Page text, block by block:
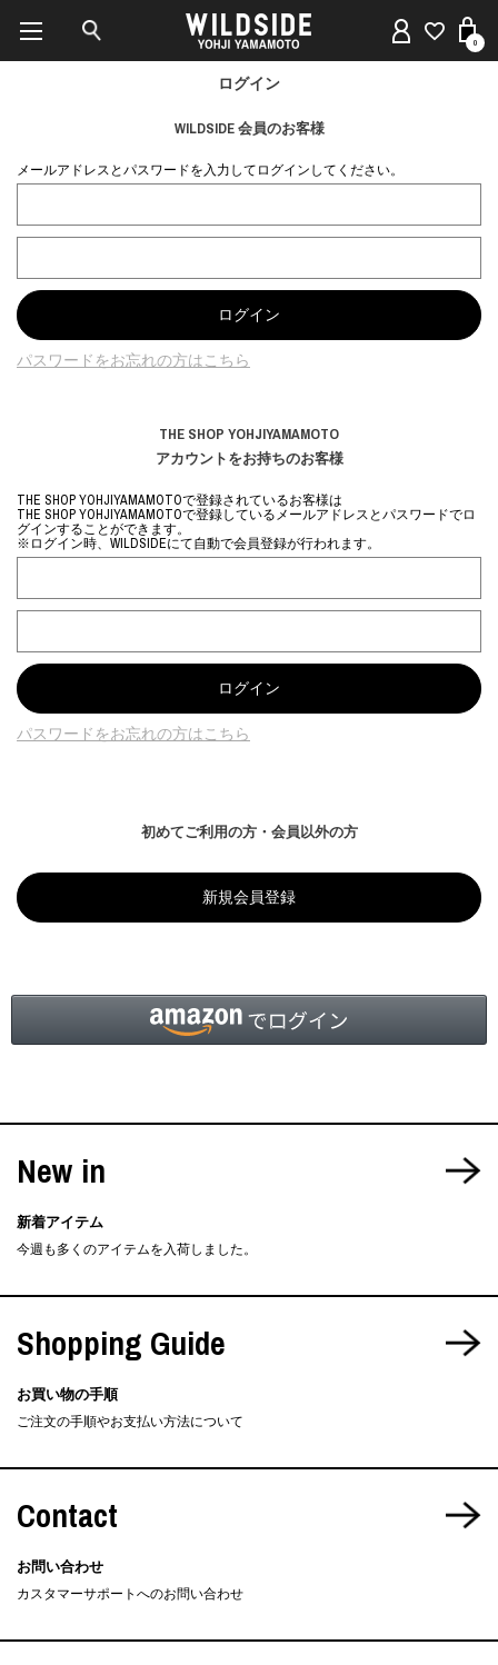
0
ログイン
WILDSIDE 会員のお客様
メールアドレスとパスワードを入力してログインしてください。
パスワードをお忘れの方はこちら
THE SHOP YOHJIYAMAMOTO
アカウントをお持ちのお客様
THE SHOP YOHJIYAMAMOTOで登録されているお客様は
THE SHOP YOHJIYAMAMOTOで登録しているメールアドレスとパスワードでロ
グインすることができます。
※ログイン時、WILDSIDEにて自動で会員登録が行われます。
パスワードをお忘れの方はこちら
初めてご利用の方・会員以外の方
New in
新着アイテム
今週も多くのアイテムを入荷しました。
Shopping Guide
お買い物の手順
ご注文の手順やお支払い方法について
Contact
お問い合わせ
カスタマーサポートへのお問い合わせ